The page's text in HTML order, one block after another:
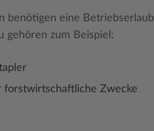
benötigen eine
gehören zum Beispiel:
forstwirtschaftliche Zwecke